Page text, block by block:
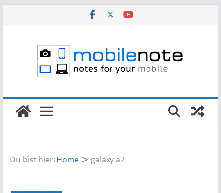
Du bist hier:Home galaxy a7